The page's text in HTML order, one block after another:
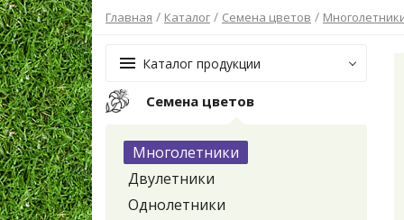
Главная / Каталог / Семена цветов /
Каталог продукции
Семена цветов
Многолетники
Двулетники
Однолетники